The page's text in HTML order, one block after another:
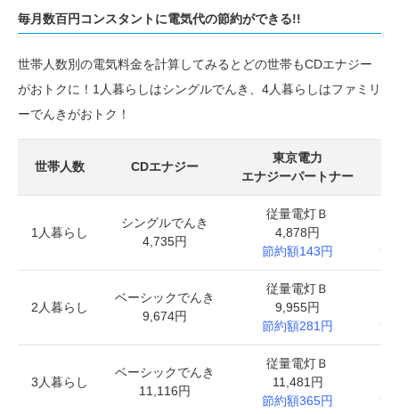
毎月数百円コンスタントに電気代の節約ができる!!
世帯人数別の電気料金を計算してみるとどの世帯もCDエナジー
がおトクに！1人暮らしはシングルでんき、4人暮らしはファミリ
ーでんきがおトク！
世帯人数 CDエナジー
東京電力
エナジーパートナー
1人暮らし
シングルでんき
4,735円
従量電灯Ｂ
4,878円
節約額143円
節
2人暮らし
ベーシックでんき
9,674円
従量電灯Ｂ
9,955円
節約額281円
節
3人暮らし
ベーシックでんき
11,116円
従量電灯Ｂ
11,481円
節約額365円
節